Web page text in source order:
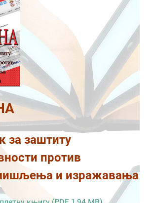
за заштиту
против
и изражавања